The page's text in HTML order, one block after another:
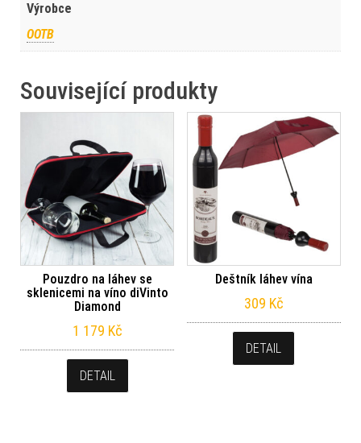
Výrobce
OOTB
Související produkty
Pouzdro na láhev se
sklenicemi na víno diVinto
Diamond
1 179 Kč
DETAIL
Deštník láhev vína
309 Kč
DETAIL